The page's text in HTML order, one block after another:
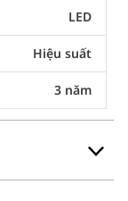
LED
Hiệu suất
3 năm